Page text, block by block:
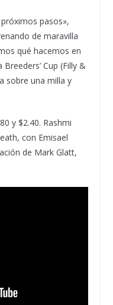
pasos»,
de maravilla
qué hacemos en
Cup (Filly &
sobre una milla y
y $2.40. Rashmi
con Emisael
de Mark Glatt,